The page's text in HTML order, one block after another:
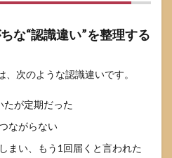
な“認識違い”を整理する
次のような認識違いです。
たが定期だった
ながらない
まい、もう1回届くと言われた